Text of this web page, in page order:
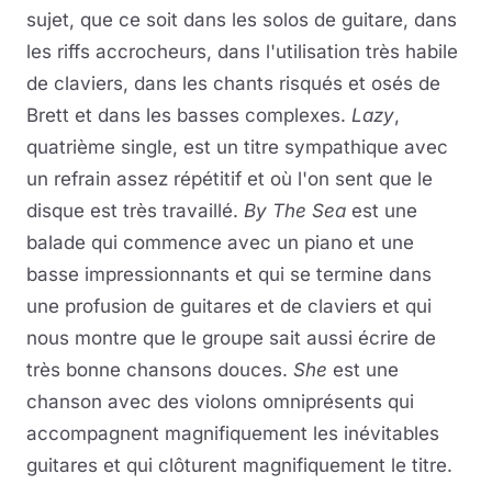
sujet, que ce soit dans les solos de guitare, dans
les riffs accrocheurs, dans l'utilisation très habile
de claviers, dans les chants risqués et osés de
Brett et dans les basses complexes. Lazy,
quatrième single, est un titre sympathique avec
un refrain assez répétitif et où l'on sent que le
disque est très travaillé. By The Sea est une
balade qui commence avec un piano et une
basse impressionnants et qui se termine dans
une profusion de guitares et de claviers et qui
nous montre que le groupe sait aussi écrire de
très bonne chansons douces. She est une
chanson avec des violons omniprésents qui
accompagnent magnifiquement les inévitables
guitares et qui clôturent magnifiquement le titre.